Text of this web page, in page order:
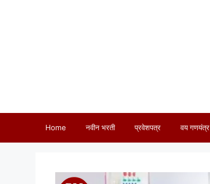
Home नवीन भरती प्रवेशपत्र वय गणयंत्र